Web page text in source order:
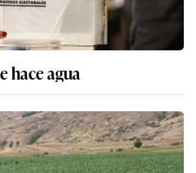
hace agua